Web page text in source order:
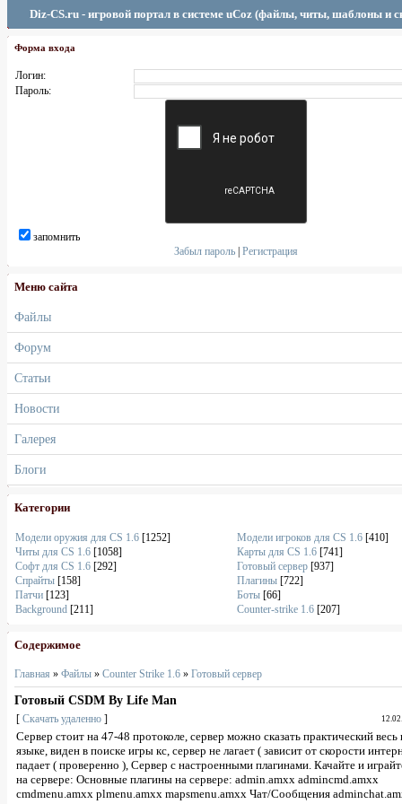
Diz-CS.ru - игровой портал в системе uCoz (файлы, читы, шаблоны и
Форма входа
Логин:
Пароль:
запомнить
Забыл пароль |Регистрация
Меню сайта
Файлы
Форум
Статьи
Новости
Галерея
Блоги
Категории
Модели оружия для CS 1.6 [1252] Модели игроков для CS 1.6 [410]
Читы для CS 1.6 [1058] Карты для CS 1.6 [741]
Софт для CS 1.6 [292] Готовый сервер [937]
Спрайты [158] Плагины [722]
Патчи [123] Боты [66]
Background [211] Counter-strike 1.6 [207]
Содержимое
Главная » Файлы » Counter Strike 1.6 » Готовый сервер
Готовый CSDM By Life Man
[ Скачать удаленно ]
Сервер стоит на 47-48 протоколе, сервер можно сказать практический весь
языке, виден в поиске игры кс, сервер не лагает ( зависит от скорости
падает ( проверенно ), Сервер с настроенными плагинами. Качайте и
на сервере: Основные плагины на сервере: admin.amxx admincmd.amxx
cmdmenu.amxx plmenu.amxx mapsmenu.amxx Чат/Сообщения